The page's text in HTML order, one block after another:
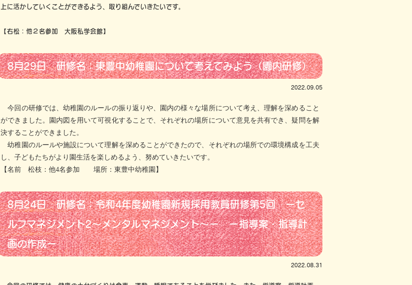
上に活かしていくことができるよう、取り組んでいきたいです。
【右松：他２名参加 大阪私学会館】
8月29日 研修名：東豊中幼稚園について考えてみよう（園内研修）
2022.09.05
今回の研修では、幼稚園のルールの振り返りや、園内の様々な場所について考え、理解を深めること
ができました。園内図を用いて可視化することで、それぞれの場所について意見を共有でき、疑問を解
決することができました。
幼稚園のルールや施設について理解を深めることができたので、それぞれの場所での環境構成を工夫
し、子どもたちがより園生活を楽しめるよう、努めていきたいです。
【名前 松枝：他4名参加 場所：東豊中幼稚園】
8月24日 研修名：令和4年度幼稚園新規採用教員研修第5回 ーセ
ルフマネジメント2～メンタルマネジメント～ー ー指導案・指導計
画の作成ー
2022.08.31